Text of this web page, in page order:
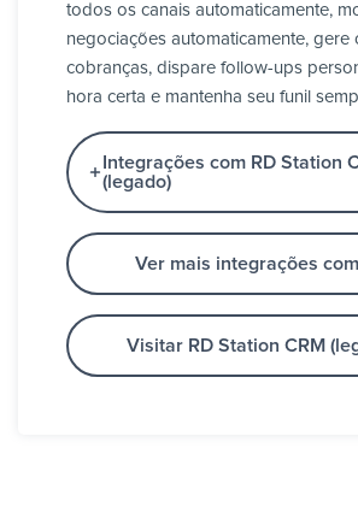
todos os canais automaticamente,
negociações automaticamente, gere
cobranças, dispare follow-ups
hora certa e mantenha seu funil
Integrações com RD Station
(legado)
Ver mais integrações
Visitar RD Station CRM